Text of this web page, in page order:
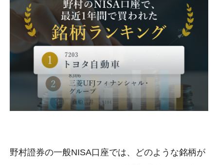
野村證券の一般NISA口座では、どのような銘柄が